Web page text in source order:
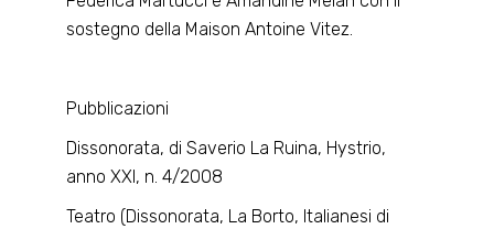
sostegno della Maison Antoine Vitez.
Pubblicazioni
Dissonorata, di Saverio La Ruina, Hystrio,
anno XXI, n. 4/2008
Teatro (Dissonorata, La Borto, Italianesi di